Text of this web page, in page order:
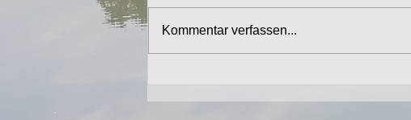
Kommentar verfassen...